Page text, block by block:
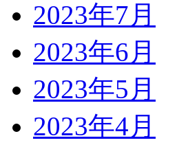
2023年7月
2023年6月
2023年5月
2023年4月